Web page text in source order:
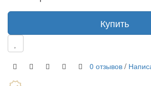
Купить
0 отзывов /